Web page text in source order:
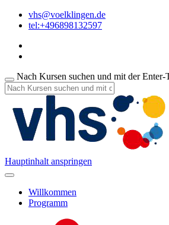
vhs@voelklingen.de
tel:+496898132597
Nach Kursen suchen und mit der Enter-
Hauptinhalt anspringen
Willkommen
Programm